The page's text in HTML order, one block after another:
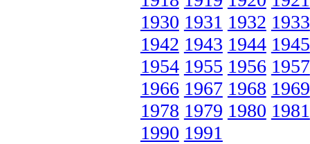
1930 1931 1932 1933
1942 1943 1944 1945
1954 1955 1956 1957
1966 1967 1968 1969
1978 1979 1980 1981
1990 1991